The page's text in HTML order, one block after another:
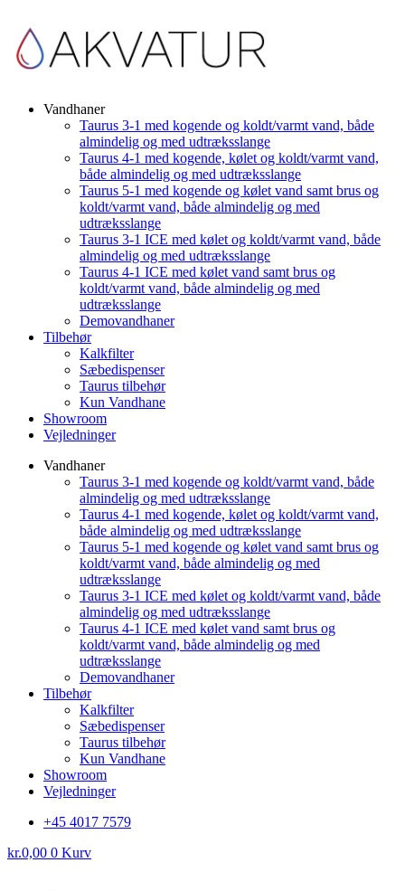
Vandhaner
Taurus 3-1 med kogende og koldt/varmt vand, både
almindelig og med udtræksslange
Taurus 4-1 med kogende, kølet og koldt/varmt vand,
både almindelig og med udtræksslange
Taurus 5-1 med kogende og kølet vand samt brus og
koldt/varmt vand, både almindelig og med
udtræksslange
Taurus 3-1 ICE med kølet og koldt/varmt vand, både
almindelig og med udtræksslange
Taurus 4-1 ICE med kølet vand samt brus og
koldt/varmt vand, både almindelig og med
udtræksslange
Demovandhaner
Tilbehør
Kalkfilter
Sæbedispenser
Taurus tilbehør
Kun Vandhane
Showroom
Vejledninger
Vandhaner
Taurus 3-1 med kogende og koldt/varmt vand, både
almindelig og med udtræksslange
Taurus 4-1 med kogende, kølet og koldt/varmt vand,
både almindelig og med udtræksslange
Taurus 5-1 med kogende og kølet vand samt brus og
koldt/varmt vand, både almindelig og med
udtræksslange
Taurus 3-1 ICE med kølet og koldt/varmt vand, både
almindelig og med udtræksslange
Taurus 4-1 ICE med kølet vand samt brus og
koldt/varmt vand, både almindelig og med
udtræksslange
Demovandhaner
Tilbehør
Kalkfilter
Sæbedispenser
Taurus tilbehør
Kun Vandhane
Showroom
Vejledninger
+45 4017 7579
kr.0,00 0 Kurv